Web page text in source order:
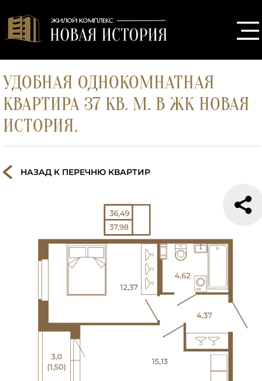
УДОБНАЯ ОДНОКОМНАТНАЯ
КВАРТИРА 37 КВ. М. В ЖК НОВАЯ
ИСТОРИЯ.
НАЗАД К ПЕРЕЧНЮ КВАРТИР